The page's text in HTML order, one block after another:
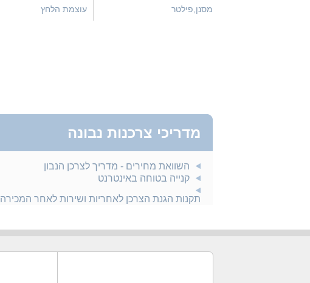
מסנן,פילטר
עוצמת הלחץ
מדריכי צרכנות נבונה
השוואת מחירים - מדריך לצרכן הנבון
קנייה בטוחה באינטרנט
תקנות הגנת הצרכן לאחריות ושירות לאחר המכירה